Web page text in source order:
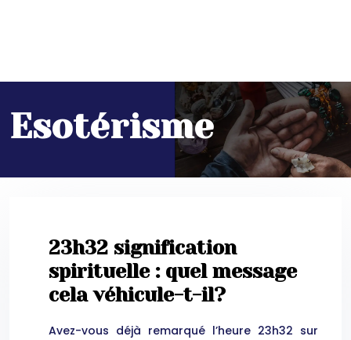
Esotérisme
23h32 signification
spirituelle : quel message
cela véhicule-t-il?
Avez-vous déjà remarqué l’heure 23h32 sur